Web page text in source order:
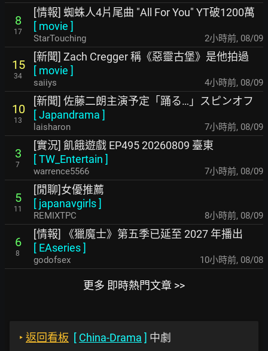
8
17
[情報] 蜘蛛人4片尾曲 "All For You" YT破1200萬
[ movie ]
StarTouching 2小時前, 08/09
15
34
[新聞] Zach Cregger 稱《惡靈古堡》是他拍過
[ movie ]
saiiys 4小時前, 08/09
10
13
[新聞] 佐藤二朗主演予定「踊る…」スピンオフ
[Japandrama ]
laisharon 7小時前, 08/09
3
7
[實況] 飢餓遊戲 EP495 20260809 臺東
[TW_Entertain ]
warrence5566 7小時前, 08/09
5
11
[閒聊]女優推薦
[ japanavgirls]
REMIXTPC 8小時前, 08/09
6
8
[情報] 《獵魔士》第五季已延至 2027 年播出
[ EAseries]
godofsex 10小時前, 08/08
更多 即時熱門文章 >>
‣ 返回看板 [ China-Drama ] 中劇